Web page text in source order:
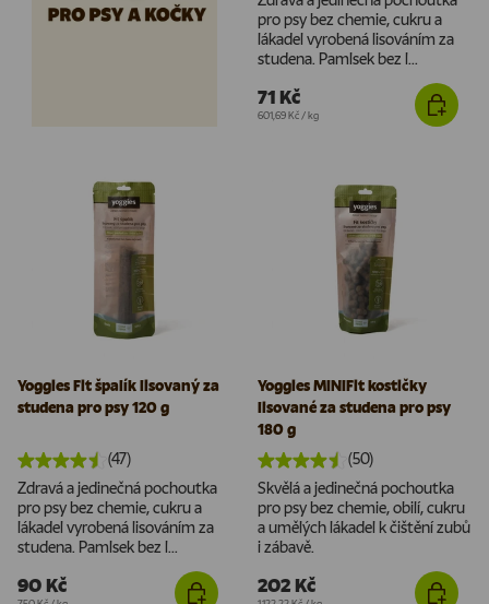
pro psy bez chemie, cukru a
lákadel vyrobená lisováním za
studena. Pamlsek bez l...
71 Kč
Cena za jednotku
601,69 Kč /kg
Yoggies Fit špalík lisovaný za
studena pro psy 120 g
(47)
Zdravá a jedinečná pochoutka
pro psy bez chemie, cukru a
lákadel vyrobená lisováním za
studena. Pamlsek bez l...
90 Kč
Yoggies MINIFit kostičky
lisované za studena pro psy
180 g
(50)
Skvělá a jedinečná pochoutka
pro psy bez chemie, obilí, cukru
a umělých lákadel k čištění zubů
i zábavě.
202 Kč